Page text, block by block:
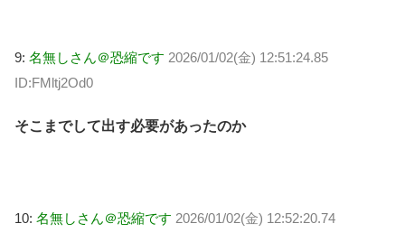
9: 名無しさん＠恐縮です 2026/01/02(金) 12:51:24.85
ID:FMltj2Od0
そこまでして出す必要があったのか
10: 名無しさん＠恐縮です 2026/01/02(金) 12:52:20.74